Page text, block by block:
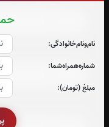
نام‌و‌نام‌خانوادگی:
شماره‌همراه‌شما:
مبلغ (تومان):